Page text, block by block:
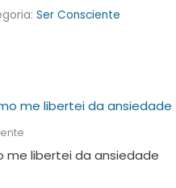
Ser Consciente
me libertei da ansiedade